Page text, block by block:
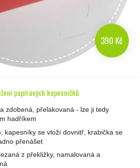
390 Kč
papírových kapesníčků
zdobená, přelakovaná - lze ji tedy
hadříkem
kapesníky se vloží dovnitř, krabička se
přenášet
z překližky, namalovaná a